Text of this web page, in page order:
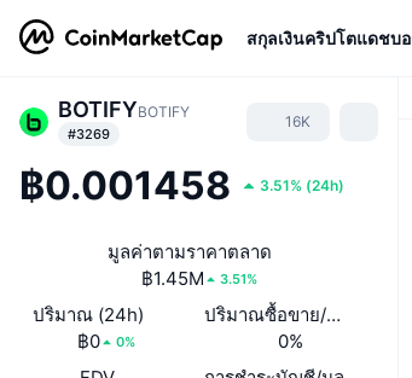
สกุลเงินคริปโตแดชบ
BOTIFYBOTIFY
#3269
16K
฿0.001458 3.51% (24h)
มูลค่าตามราคาตลาด
฿1.45M
3.51%
ปริมาณ (24h)
฿0
0%
ปริมาณซื้อขาย/ มูลค่าหลัก
0%